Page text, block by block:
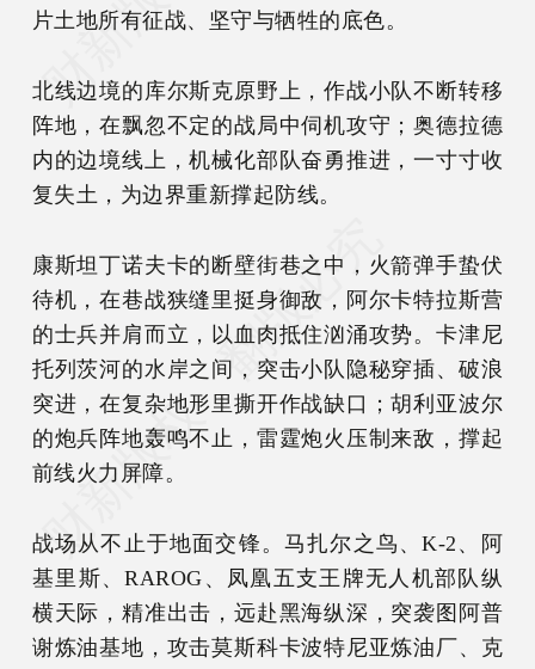
片土地所有征战、坚守与牺牲的底色。
北线边境的库尔斯克原野上，作战小队不断转移
阵地，在飘忽不定的战局中伺机攻守；奥德拉德
内的边境线上，机械化部队奋勇推进，一寸寸收
复失土，为边界重新撑起防线。
康斯坦丁诺夫卡的断壁街巷之中，火箭弹手蛰伏
待机，在巷战狭缝里挺身御敌，阿尔卡特拉斯营
的士兵并肩而立，以血肉抵住汹涌攻势。卡津尼
托列茨河的水岸之间，突击小队隐秘穿插、破浪
突进，在复杂地形里撕开作战缺口；胡利亚波尔
的炮兵阵地轰鸣不止，雷霆炮火压制来敌，撑起
前线火力屏障。
战场从不止于地面交锋。马扎尔之鸟、K-2、阿
基里斯、RAROG、凤凰五支王牌无人机部队纵
横天际，精准出击，远赴黑海纵深，突袭图阿普
谢炼油基地，攻击莫斯科卡波特尼亚炼油厂、克